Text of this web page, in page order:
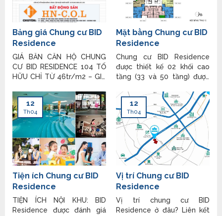
Bảng giá Chung cư BID
Residence
GIÁ BĂN CĂN HỘ CHUNG
CƯ BID RESIDENCE 104 TỐ
HỮU CHỈ TỪ 46tr/m2 – GIÁ
ĐÔNG – HÀ NỘI KHÔNG
THỂ HẤP DẪN HƠN CHO CẢ
KHÁCH HÀNG ĐẦU TƯ VÀ
KHÁCH HÀNG MUA Ở!
PHÒNG KINH DOANH DỰ ÁN
Xin chân thành cám ơn Quý
khách đã quan tâm đến dự
án Bid
Mặt bằng Chung cư BID
Residence
Chung cư BID Residence
được thiết kế 02 khối cao
tầng (33 và 50 tầng) được
diện tích mặt thoáng tiếp
xúc không gian, đối lưu
không khí. Mặt bằng Chung
cư BID Residence Dự án BID
Residence bao gồm 4 tầng
thương mại và 2 tầng hầm
được liên hoàn thông nhau,
tạo
Tiện ích Chung cư BID
Residence
TIỆN ÍCH NỘI KHU: BID
Residence được đánh giá
12
Th04
Vị trí Chung cư BID
Residence
Vị trí chung cư BID
Residence ở đâu? Liên kết
12
Th04